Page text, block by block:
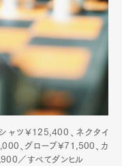
ャツ¥125,400、ネクタイ
、グローブ¥71,500、カ
／すべてダンヒル